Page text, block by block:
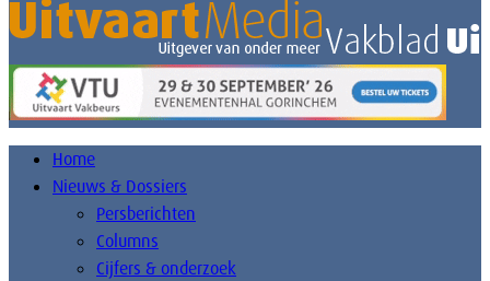
Home
Nieuws & Dossiers
Persberichten
Columns
Cijfers & onderzoek